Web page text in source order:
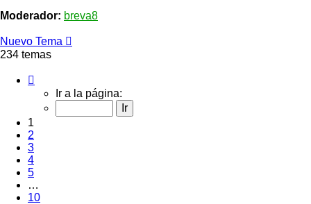
Moderador: breva8
Nuevo Tema
234 temas
10
Ir a la página:
1
2
3
4
5
…
10